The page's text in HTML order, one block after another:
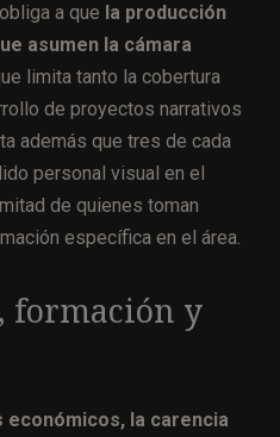
a que la producción
asumen la cámara
limita tanto la cobertura
de proyectos narrativos
además que tres de cada
personal visual en el
de quienes toman
específica en el área.
formación y
económicos, la carencia